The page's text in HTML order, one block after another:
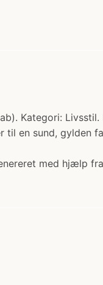
Kategori:
en sund, gylden
med hjælp